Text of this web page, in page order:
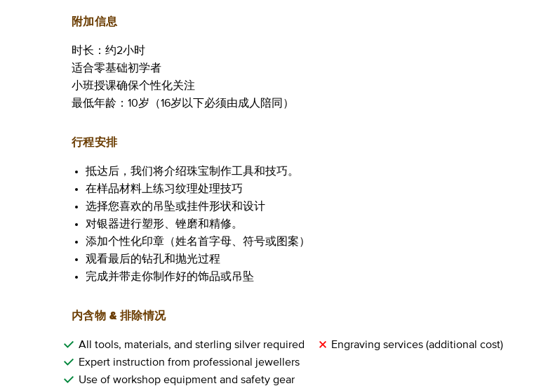
附加信息
时长：约2小时
适合零基础初学者
小班授课确保个性化关注
最低年龄：10岁（16岁以下必须由成人陪同）
行程安排
抵达后，我们将介绍珠宝制作工具和技巧。
在样品材料上练习纹理处理技巧
选择您喜欢的吊坠或挂件形状和设计
对银器进行塑形、锉磨和精修。
添加个性化印章（姓名首字母、符号或图案）
观看最后的钻孔和抛光过程
完成并带走你制作好的饰品或吊坠
内含物 & 排除情况
All tools, materials, and sterling silver required
Expert instruction from professional jewellers
Use of workshop equipment and safety gear
Engraving services (additional cost)